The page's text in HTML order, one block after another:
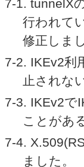
7-1. tunnelX
行われて
修正しま
7-2. IKEv2利
止されな
7-3. IKEv2で
ことがあ
7-4.
ました。